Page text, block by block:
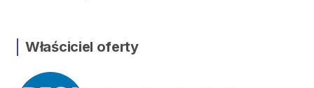
Właściciel oferty